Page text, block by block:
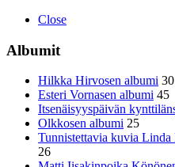
Close
Albumit
Hilkka Hirvosen albumi 30
Esteri Vornasen albumi 45
Itsenäisyyspäivän
Olkkosen albumi 25
Tunnistettavia kuvia Linda
26